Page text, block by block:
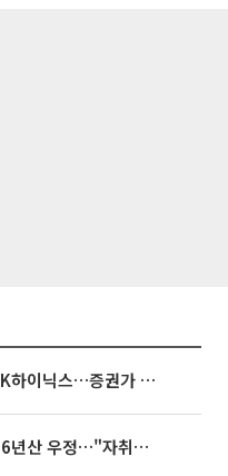
'불안과 기대 사이' 널뛰는 SK하이닉스…증권가 "HBM4·LTA 기반 펀터멘털 견고"
'나혼산' 류혜영, 고경표와 16년산 우정…"자취방서 부모님과 마주쳐"